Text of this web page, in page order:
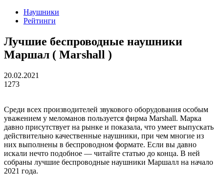
Наушники
Рейтинги
Лучшие беспроводные наушники
Маршал ( Marshall )
20.02.2021
1273
Среди всех производителей звукового оборудования особым
уважением у меломанов пользуется фирма Marshall. Марка
давно присутствует на рынке и показала, что умеет выпускать
действительно качественные наушники, при чем многие из
них выполнены в беспроводном формате. Если вы давно
искали нечто подобное — читайте статью до конца. В ней
собраны лучшие беспроводные наушники Маршалл на начало
2021 года.